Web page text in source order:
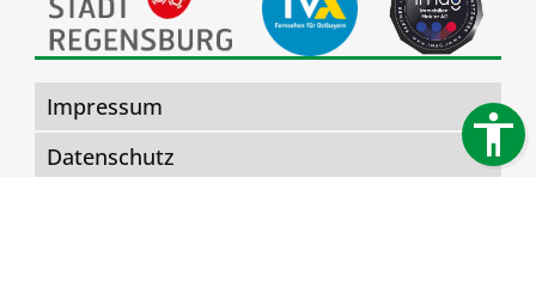
Impressum
Datenschutz